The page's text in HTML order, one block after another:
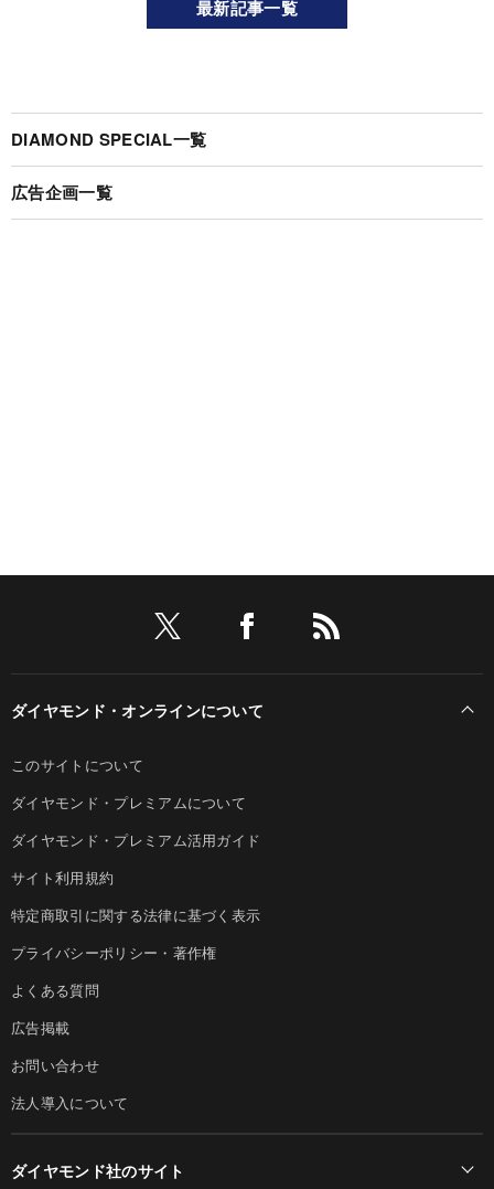
最新記事一覧
DIAMOND SPECIAL一覧
広告企画一覧
ダイヤモンド・オンラインについて
このサイトについて
ダイヤモンド・プレミアムについて
ダイヤモンド・プレミアム活用ガイド
サイト利用規約
特定商取引に関する法律に基づく表示
プライバシーポリシー・著作権
よくある質問
広告掲載
お問い合わせ
法人導入について
ダイヤモンド社のサイト